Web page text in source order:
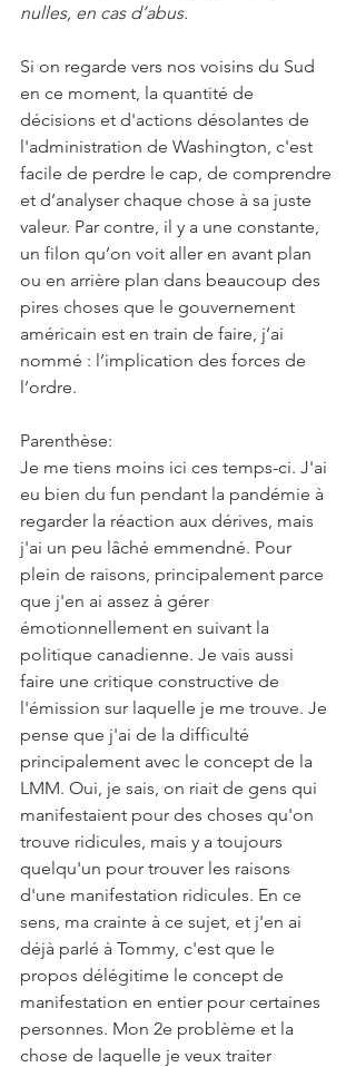
nulles, en cas d’abus.
Si on regarde vers nos voisins du Sud
en ce moment, la quantité de
décisions et d'actions désolantes de
l'administration de Washington, c'est
facile de perdre le cap, de comprendre
et d’analyser chaque chose à sa juste
valeur. Par contre, il y a une constante,
un filon qu’on voit aller en avant plan
ou en arrière plan dans beaucoup des
pires choses que le gouvernement
américain est en train de faire, j’ai
nommé : l’implication des forces de
l’ordre.
Parenthèse:
Je me tiens moins ici ces temps-ci. J'ai
eu bien du fun pendant la pandémie à
regarder la réaction aux dérives, mais
j'ai un peu lâché emmendné. Pour
plein de raisons, principalement parce
que j'en ai assez à gérer
émotionnellement en suivant la
politique canadienne. Je vais aussi
faire une critique constructive de
l'émission sur laquelle je me trouve. Je
pense que j'ai de la difficulté
principalement avec le concept de la
LMM. Oui, je sais, on riait de gens qui
manifestaient pour des choses qu'on
trouve ridicules, mais y a toujours
quelqu'un pour trouver les raisons
d'une manifestation ridicules. En ce
sens, ma crainte à ce sujet, et j'en ai
déjà parlé à Tommy, c'est que le
propos délégitime le concept de
manifestation en entier pour certaines
personnes. Mon 2e problème et la
chose de laquelle je veux traiter